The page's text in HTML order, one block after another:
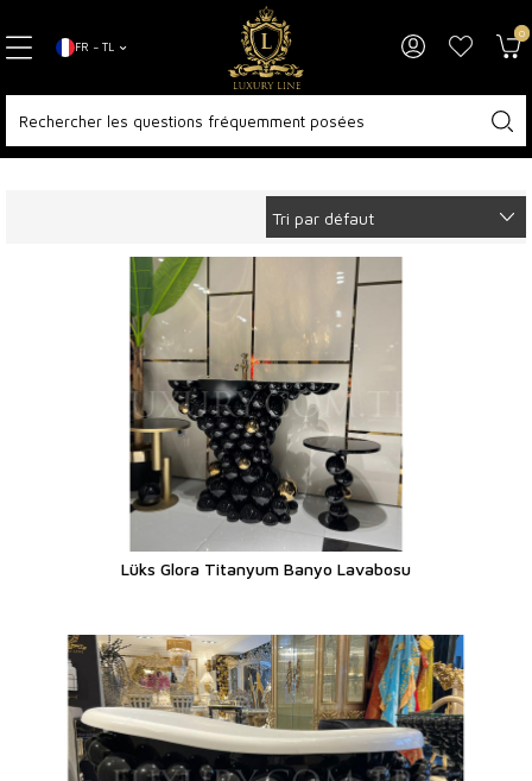
FR − TL
0
Lüks Glora Titanyum Banyo Lavabosu